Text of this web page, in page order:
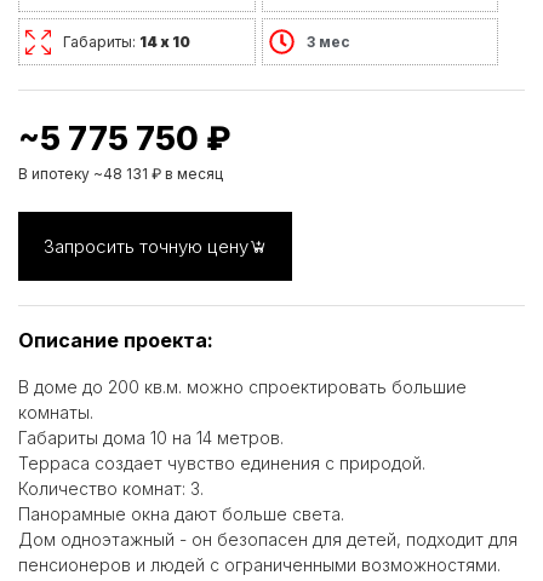
Габариты: 14 х 10 3 мес
~5 775 750 ₽
В ипотеку ~48 131 ₽ в месяц
Запросить точную цену
Описание проекта:
В доме до 200 кв.м. можно спроектировать большие
комнаты.
Габариты дома 10 на 14 метров.
Терраса создает чувство единения с природой.
Количество комнат: 3.
Панорамные окна дают больше света.
Дом одноэтажный - он безопасен для детей, подходит для
пенсионеров и людей с ограниченными возможностями.